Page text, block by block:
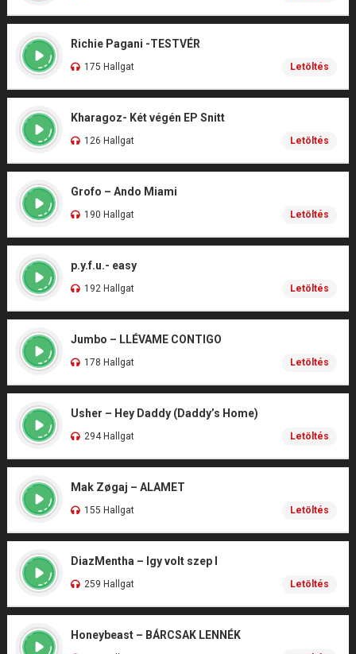
Richie Pagani -TESTVÉR
175 Hallgat Letöltés
Kharagoz- Két végén EP Snitt
126 Hallgat Letöltés
Grofo – Ando Miami
190 Hallgat Letöltés
p.y.f.u.- easy
192 Hallgat Letöltés
Jumbo – LLÉVAME CONTIGO
178 Hallgat Letöltés
Usher – Hey Daddy (Daddy’s Home)
294 Hallgat Letöltés
Mak Zøgaj – ALAMET
155 Hallgat Letöltés
DiazMentha – Igy volt szep I
259 Hallgat Letöltés
Honeybeast – BÁRCSAK LENNÉK